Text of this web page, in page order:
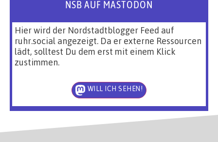
NSB AUF MASTODON
Hier wird der Nordstadtblogger Feed auf
ruhr.social angezeigt. Da er externe Ressourcen
lädt, solltest Du dem erst mit einem Klick
zustimmen.
WILL ICH SEHEN!